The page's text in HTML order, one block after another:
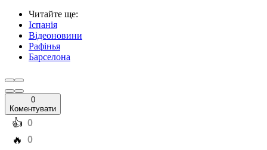
Читайте ще:
Іспанія
Відеоновини
Рафінья
Барселона
0
Коментувати
️👍 0
️🔥 0